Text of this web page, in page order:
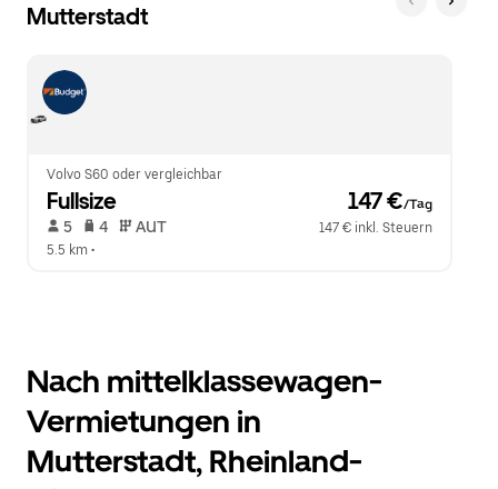
Mutterstadt
Volvo S60 oder vergleichbar
Fullsize 147 €/Tag
5 4 AUT
147 € inkl. Steuern
5.5 km •
Nach mittelklassewagen-
Vermietungen in
Mutterstadt, Rheinland-